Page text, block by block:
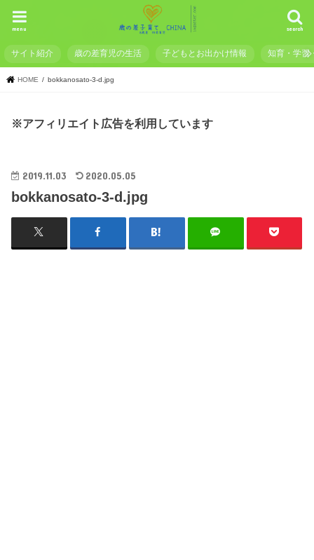
search
menu
サイト紹介 歳の差育児の生活 子どもとお出かけ情報 知育・学習
HOME bokkanosato-3-d.jpg
※アフィリエイト広告を利用しています
2019.11.03 2020.05.05
bokkanosato-3-d.jpg